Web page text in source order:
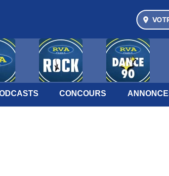
CONCOURS